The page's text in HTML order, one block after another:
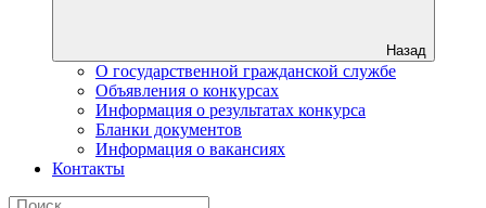
Назад
О государственной гражданской службе
Объявления о конкурсах
Информация о результатах конкурса
Бланки документов
Информация о вакансиях
Контакты